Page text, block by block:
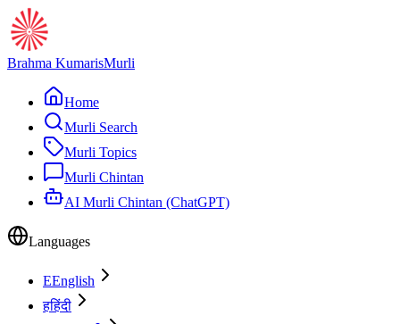
Brahma KumarisMurli
Home
Murli Search
Murli Topics
Murli Chintan
AI Murli Chintan (ChatGPT)
Languages
EEnglish
हहिंदी